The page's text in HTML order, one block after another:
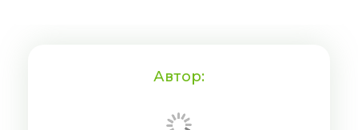
Автор: